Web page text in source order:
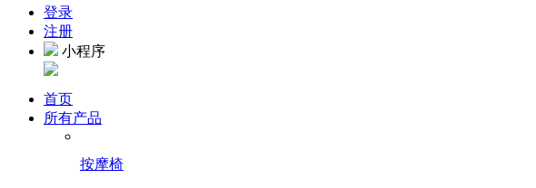
登录
注册
小程序
首页
所有产品
按摩椅